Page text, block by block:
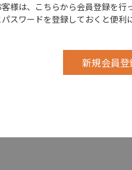
様は、こちらから会員登録を行
スワードを登録しておくと便利